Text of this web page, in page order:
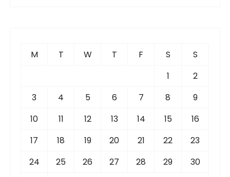
M T W T F S
S
1
2
3
4 5 6 7 8
9
10
11 12 13 14 15
16
17
18 19 20 21 22
23
24
25 26 27 28 29
30